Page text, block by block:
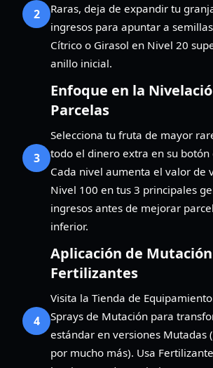
2
Raras, deja de expandir tu
ingresos para apuntar a
Cítrico o Girasol en Nivel 20
anillo inicial.
3
Enfoque en la
Parcelas
Selecciona tu fruta de mayor
todo el dinero extra en su
Cada nivel aumenta el valor de
Nivel 100 en tus 3 principales
ingresos antes de mejorar
inferior.
4
Aplicación de
Fertilizantes
Visita la Tienda de
Sprays de Mutación para
estándar en versiones Mutadas
por mucho más). Usa